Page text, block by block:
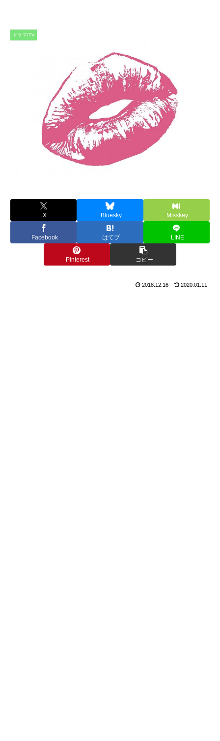
ドラマ/TV
X Bluesky Misskey
Facebook はてブ LINE
Pinterest コピー
2018.12.16 2020.01.11